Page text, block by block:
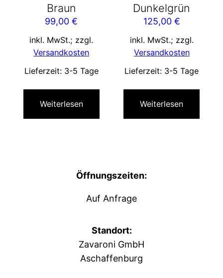
Braun
99,00€
inkl. MwSt.; zzgl.
Versandkosten
Lieferzeit: 3-5 Tage
Weiterlesen
Dunkelgrün
125,00 €
inkl. MwSt.; zzgl.
Versandkosten
Lieferzeit: 3-5 Tage
Weiterlesen
Öffnungszeiten:
Auf Anfrage
Standort:
Zavaroni GmbH
Aschaffenburg